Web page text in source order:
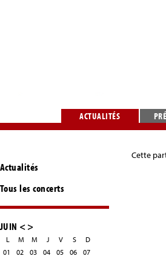
ACTUALITÉS
Actualités
Tous les concerts
JUIN <>
L M M J V S
D
01
02 03 04 05 06
07
Cette